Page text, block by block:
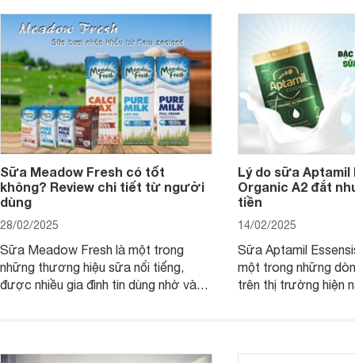
Sữa Meadow Fresh có tốt
không? Review chi tiết từ người
dùng
28/02/2025
Sữa Meadow Fresh là một trong
những thương hiệu sữa nổi tiếng,
được nhiều gia đình tin dùng nhờ vào
dưỡng có gì đặc biệt? Giá sữa
Lý do sữa Aptamil
Organic A2 đắt
tiền
14/02/2025
Sữa Aptamil
một trong những
trên thị trường hiện
hơn so với các